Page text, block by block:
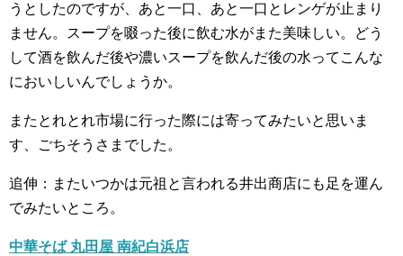
うとしたのですが、あと一口、あと一口とレンゲが止まり
ません。スープを啜った後に飲む水がまた美味しい。どう
して酒を飲んだ後や濃いスープを飲んだ後の水ってこんな
においしいんでしょうか。
またとれとれ市場に行った際には寄ってみたいと思いま
す、ごちそうさまでした。
追伸：またいつかは元祖と言われる井出商店にも足を運ん
でみたいところ。
中華そば 丸田屋 南紀白浜店